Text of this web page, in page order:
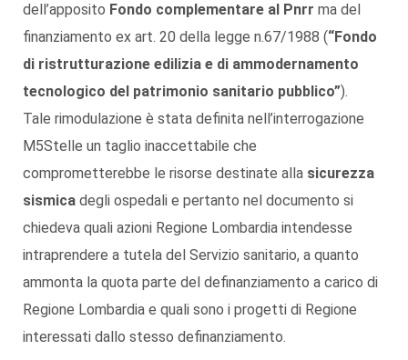
dell’apposito Fondo complementare al Pnrr ma del
finanziamento ex art. 20 della legge n.67/1988 (“Fondo
di ristrutturazione edilizia e di ammodernamento
tecnologico del patrimonio sanitario pubblico”).
Tale rimodulazione è stata definita nell’interrogazione
M5Stelle un taglio inaccettabile che
comprometterebbe le risorse destinate alla sicurezza
sismica degli ospedali e pertanto nel documento si
chiedeva quali azioni Regione Lombardia intendesse
intraprendere a tutela del Servizio sanitario, a quanto
ammonta la quota parte del definanziamento a carico di
Regione Lombardia e quali sono i progetti di Regione
interessati dallo stesso definanziamento.